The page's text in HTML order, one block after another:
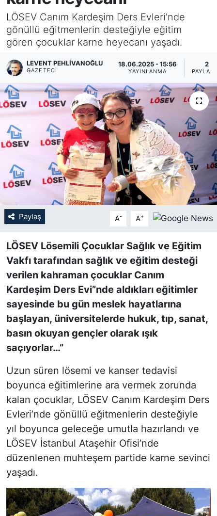
LÖSEV Canım Kardeşim Ders Evleri’nde
gönüllü eğitmenlerin desteğiyle eğitim
gören çocuklar karne heyecanı yaşadı.
LEVENT PEHLIVANOĞLU
GAZETECI
18.06.2025 - 15:56
YAYINLANMA
2
Paylaş A- A+
LÖSEV Lösemili Çocuklar Sağlık ve Eğitim
Vakfı tarafından sağlık ve eğitim desteği
verilen kahraman çocuklar Canım
Kardeşim Ders Evi”nde aldıkları eğitimler
sayesinde bu gün meslek hayatlarına
başlayan, üniversitelerde hukuk, tıp, sanat,
basın okuyan gençler olarak ışık
saçıyorlar…”
Uzun süren lösemi ve kanser tedavisi
boyunca eğitimlerine ara vermek zorunda
kalan çocuklar, LÖSEV Canım Kardeşim Ders
Evleri’nde gönüllü eğitmenlerin desteğiyle
yıl boyunca geleceğe umutla hazırlandı ve
LÖSEV İstanbul Ataşehir Ofisi’nde
düzenlenen muhteşem partide karne sevinci
yaşadı.
KÖŞE YAZILARI
KÖŞE YAZILARI (Arşiv)
KÜLTÜR SANAT
MAGAZİN
RÖPORTAJ
SAĞLIK
SARIYER HABERLERİ
SARIYER İMAR BARIŞI
SEKTÖR
SİYASET
SON DAKİKA HABERİ
SPOR
TEKNOLOJİ
TÜRKİYE VE DÜNYA GÜNDEMİ
YAŞAM